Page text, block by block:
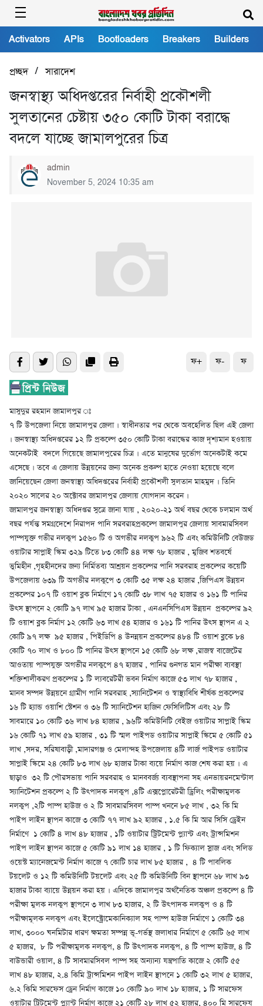
Activators APIs Bootloaders Breakers Builders
প্রচ্ছদ/সারাদেশ
জনস্বাস্থ্য অধিদপ্তরের নির্বাহী প্রকৌশলী
সুলতানের চেষ্টায় ৩৫০ কোটি টাকা বরাদ্ধে
বদলে যাচ্ছে জামালপুরের চিত্র
admin
November 5, 2024 10:35 am
ফ+ ফ- ফ
মাসুদুর রহমান জামালপুর ঃ
৭ টি উপজেলা নিয়ে জামালপুর জেলা । স্বাধীনতার পর থেকে অবহেলিত ছিল এই জেলা
। জনস্বাস্থ্য অধিদপ্তরের ১২ টি প্রকল্পে ৩৫০ কোটি টাকা বরাদ্ধের কাজ দৃশ্যমান হওয়ায়
অনেকটাই বদলে গিয়েছে জামালপুরের চিত্র । এতে মানুষের দুর্ভোগ অনেকটাই কমে
এসেছে । তবে এ জেলায় উন্নয়নের জন্য অনেক প্রকল্প হাতে নেওয়া হয়েছে বলে
জানিয়েছেন জেলা জনস্বাস্থ্য অধিদপ্তরের নির্বাহী প্রকৌশলী সুলতান মাহমুদ । তিনি
২০২০ সালের ২০ অক্টোবর জামালপুর জেলায় যোগদান করেন ।
জামালপুর জনস্বাস্থ্য অধিদপ্তর সুত্রে জানা যায় , ২০২০-২১ অর্থ বছর থেকে চলমান অর্থ
বছর পর্যন্ত সমগ্রদেশে নিরাপদ পানি সরবরাহপ্রকল্পে জামালপুর জেলায় সাবমারসিবল
পাম্পযুক্ত গভীর নলকুপ ১৫৬০ টি ও অগভীর নলকুপ ৯৬২ টি এবং কমিউনিটি বেউজড
ওয়াটার সাপ্লাই স্কিম ৩২৯ টিতে ৮৩ কোটি ৪৪ লক্ষ ৭৮ হাজার , মুজিব শতবর্ষে
ভুমিহীন ,গৃহহীনদের জন্য নির্মিতব্য আশ্রয়ন প্রকল্পের পানি সরবরাহ প্রকল্পের কয়েটি
উপজেলায় ৬৩৯ টি অগভীর নলকুপে ৩ কোটি ৩৫ লক্ষ ২৪ হাজার ,জিপিএস উন্নয়ন
প্রকল্পের ১০৭ টি ওয়াশ ব্লক নির্মাণে ১৭ কোটি ৩৮ লাখ ৭৫ হাজার ও ১৬১ টি পানির
উৎস স্থাপনে ২ কোটি ৯৭ লাখ ৯৫ হাজার টাকা , এনএনসিপিএস উন্নয়ন প্রকল্পের ৯২
টি ওয়াশ ব্লক নির্মাণ ১২ কোটি ৬৩ লাখ ৫৪ হাজার ও ১৬১ টি পানির উৎস স্থাপন এ ২
কোটি ৯৭ লক্ষ ৯৫ হাজার , পিইডিপি ৪ উনন্নয়ন প্রকল্পের ৪৮৪ টি ওয়াশ ব্লকে ৮৪
কোটি ৭০ লাখ ও ৮০০ টি পানির উৎস স্থাপনে ১৫ কোটি ৬৮ লক্ষ ,রাজস্ব বাজেটের
আওতায় পাম্পযুক্ত অগভীর নলকুপে ৪৭ হাজার , পানির গুনগত মান পরীক্ষা ব্যবস্থা
শক্তিশালীকরণ প্রকল্পের ১ টি ল্যবরেটরী ভবন নির্মাণ কাজে ৫৩ লাখ ৭৮ হাজার ,
মানব সম্পদ উন্নয়নে গ্রামীণ পানি সরবরাহ ,স্যানিটেশন ও স্বাস্থ্যবিধি শীর্ষক প্রকল্পের
১৬ টি হ্যান্ড ওয়াশি স্টেশন ও ৩৬ টি স্যানিটেশন হাজিন ফেসিলিটিস এবং ২৮ টি
সাবমারে ১০ কোটি ৩৬ লাখ ৮৪ হাজার , ৯৬টি কমিউনিটি বেইজ ওয়াটার সাপ্লাই স্কিম
১৬ কোটি ৭১ লাখ ৫৯ হাজার , ৩১ টি স্মল পাইপড ওয়াটার সাপ্লাই স্কিমে ৫ কোটি ৫১
লাখ ,সদর, সরিষাবাড়ী ,মাদারগঞ্জ ও মেলান্দহ উপজেলায় ৪টি লার্জ পাইপড ওয়াটার
সাপ্লাই স্কিমে ২৪ কোটি ৮৩ লাখ ৬৮ হাজার টাকা ব্যয়ে নির্মাণ কাজ শেষ করা হয় । এ
ছাড়াও ৩২ টি পৌরসভায় পানি সরবরাহ ও মানববর্জ্য ব্যবস্থাপনা সহ এনভায়রনমেন্টাল
স্যানিটেশন প্রকল্পে ২ টি উৎপাদক নলকুপ ,৪টি এক্সপ্লোরেটরী ড্রিলিং পরীক্ষামুলক
নলকুপ ,২টি পাম্প হাউজ ও ২ টি সাবমারসিবল পাম্প খননে ৮৫ লাখ , ৩২ কি মি
পাইপ লাইন স্থাপন কাজে ৩ কোটি ৭৭ লাখ ৯২ হাজার , ১.৫ কি মি আর সিসি ড্রেইন
নির্মাণে ১ কোটি ৪ লাখ ৪৮ হাজার , ১টি ওয়াটার ট্রিটমেন্ট প্ল্যান্ট এবং ট্রান্সমিশন
পাইপ লাইন স্থাপন কাজে ৫ কোটি ৯১ লাখ ১৪ হাজার , ১ টি ফিক্যাল স্লাজ এবং সলিড
ওয়েস্ট ম্যানেজমেন্ট নির্মাণ কাজে ৭ কোটি চার লাখ ৮৫ হাজার , ৪ টি পাবলিক
টয়লেট ও ১২ টি কমিউনিটি টয়লেট এবং ২৫ টি কমিউনিটি বিন স্থাপনে ৬৮ লাখ ৯৩
হাজার টাকা ব্যায়ে উন্নয়ন করা হয় । এদিকে জামালপুর অর্থনৈতিক অঞ্চল প্রকল্পে ৪ টি
পরীক্ষা মুলক নলকুপ স্থাপনে ৩ লাখ ৮৩ হাজার, ২ টি উৎপাদক নলকুপ ও ৪ টি
পরীক্ষামূলক নলকুপ এবং ইলেক্ট্রোমেকানিক্যাল সহ পাম্প হাউজ নির্মাণে ১ কোটি ৩৪
লাখ, ৩০০০ ঘনমিটার ধারণ ক্ষমতা সম্পন্ন ভূ-গর্ভস্থ জলাধার নির্মাণে ৫ কোটি ৬৫ লাখ
৫ হাজার, ৮ টি পরীক্ষামুলক নলকুপ, ৪ টি উৎপাদক নলকুপ, ৪ টি পাম্প হাউজ, ৪ টি
বাউন্ডারী ওয়াল, ৪ টি সাবমারসিবল পাম্প সহ অন্যান্য যন্ত্রপাতি কাজে ২ কোটি ৫৫
লাখ ৪৮ হাজার, ২.৪ কিমি ট্রান্সমিশন পাইপ লাইন স্থাপনে ১ কোটি ৩২ লাখ ৫ হাজার,
৬.২ কিমি সারফেস ড্রেন নির্মাণ কাজে ১০ কোটি ৯০ লাখ ১৮ হাজার, ১ টি সারফেস
ওয়াটার ট্রিটমেন্ট প্ল্যান্ট নির্মাণ কাজে ২১ কোটি ২৮ লাখ ৫২ হাজার, ৪০০ মি সারফেয